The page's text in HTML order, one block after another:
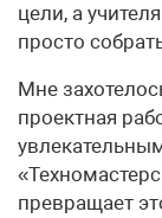
цели, а
просто
Мне
проектная
превращает